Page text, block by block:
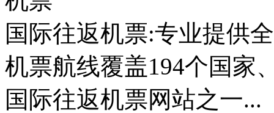
国际往返机票:专业提供
机票航线覆盖194个国家
国际往返机票网站之一...